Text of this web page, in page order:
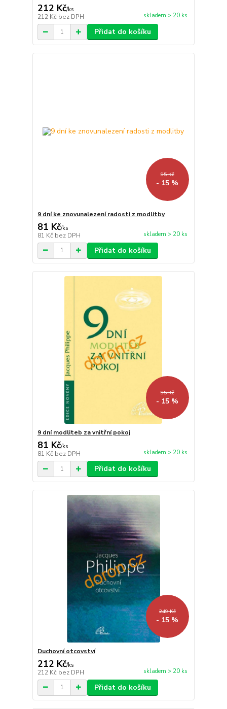
212 Kč/ks
212 Kč bez DPH skladem > 20 ks
Přidat do košíku
95 Kč
- 15 %
9 dní ke znovunalezení radosti z modlitby
81 Kč/ks
81 Kč bez DPH skladem > 20 ks
Přidat do košíku
95 Kč
- 15 %
9 dní modliteb za vnitřní pokoj
81 Kč/ks
81 Kč bez DPH skladem > 20 ks
Přidat do košíku
249 Kč
- 15 %
Duchovní otcovství
212 Kč/ks
212 Kč bez DPH skladem > 20 ks
Přidat do košíku